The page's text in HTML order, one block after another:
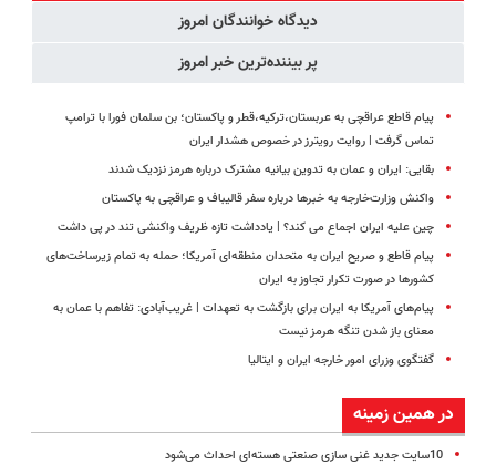
دیدگاه خوانندگان امروز
پر بیننده‌ترین خبر امروز
پیام قاطع عراقچی به عربستان،‌ترکیه،‌قطر و پاکستان؛ بن سلمان فورا با ترامپ
تماس گرفت | روایت رویترز در خصوص هشدار ایران
بقایی:‌ ایران و عمان به تدوین بیانیه مشترک درباره هرمز نزدیک شدند
واکنش وزارت‌خارجه به خبرها درباره سفر قالیباف و عراقچی به پاکستان
چین علیه ایران اجماع می کند؟ | یادداشت تازه ظریف واکنشی تند در پی داشت
پیام قاطع و صریح ایران به متحدان منطقه‌ای آمریکا؛ حمله به تمام زیرساخت‌های
کشورها در صورت تکرار تجاوز به ایران
پیام‌های آمریکا به ایران برای بازگشت به تعهدات | غریب‌آبادی: تفاهم با عمان به
معنای باز شدن تنگه هرمز نیست
گفتگوی وزرای امور خارجه ایران و ایتالیا
در همین زمینه
10سایت جدید غنی سازی صنعتی هسته‌ای احداث می‌شود